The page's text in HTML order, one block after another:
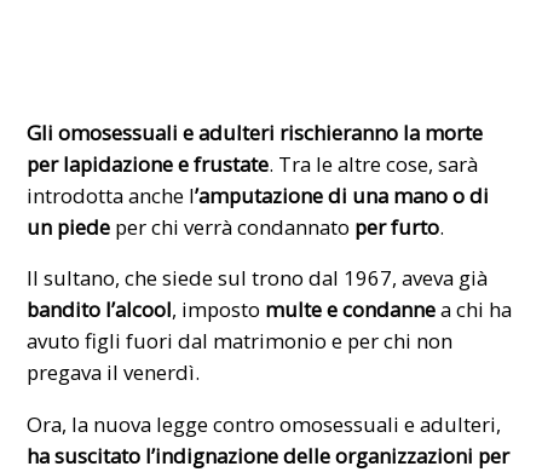
Gli omosessuali e adulteri rischieranno la morte
per lapidazione e frustate. Tra le altre cose, sarà
introdotta anche l’amputazione di una mano o di
un piede per chi verrà condannato per furto.
Il sultano, che siede sul trono dal 1967, aveva già
bandito l’alcool, imposto multe e condannea chi ha
avuto figli fuori dal matrimonio e per chi non
pregava il venerdì.
Ora, la nuova legge controomosessuali e adulteri,
ha suscitato l’indignazione delle organizzazioni per